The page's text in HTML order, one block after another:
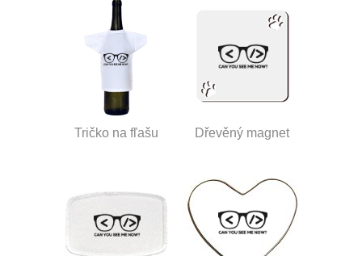
Tričko na fľašu Dřevěný magnet